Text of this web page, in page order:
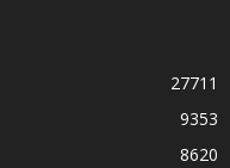
27711
9353
8620